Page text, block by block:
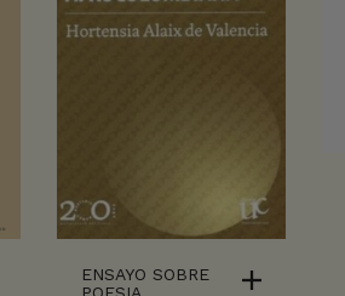
ENSAYO SOBRE